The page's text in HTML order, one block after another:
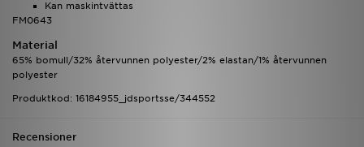
Kan maskintvättas
FM0643
Material
65% bomull/32% återvunnen polyester/2% elastan/1% återvunnen
polyester
Produktkod: 16184955_jdsportsse/344552
Recensioner